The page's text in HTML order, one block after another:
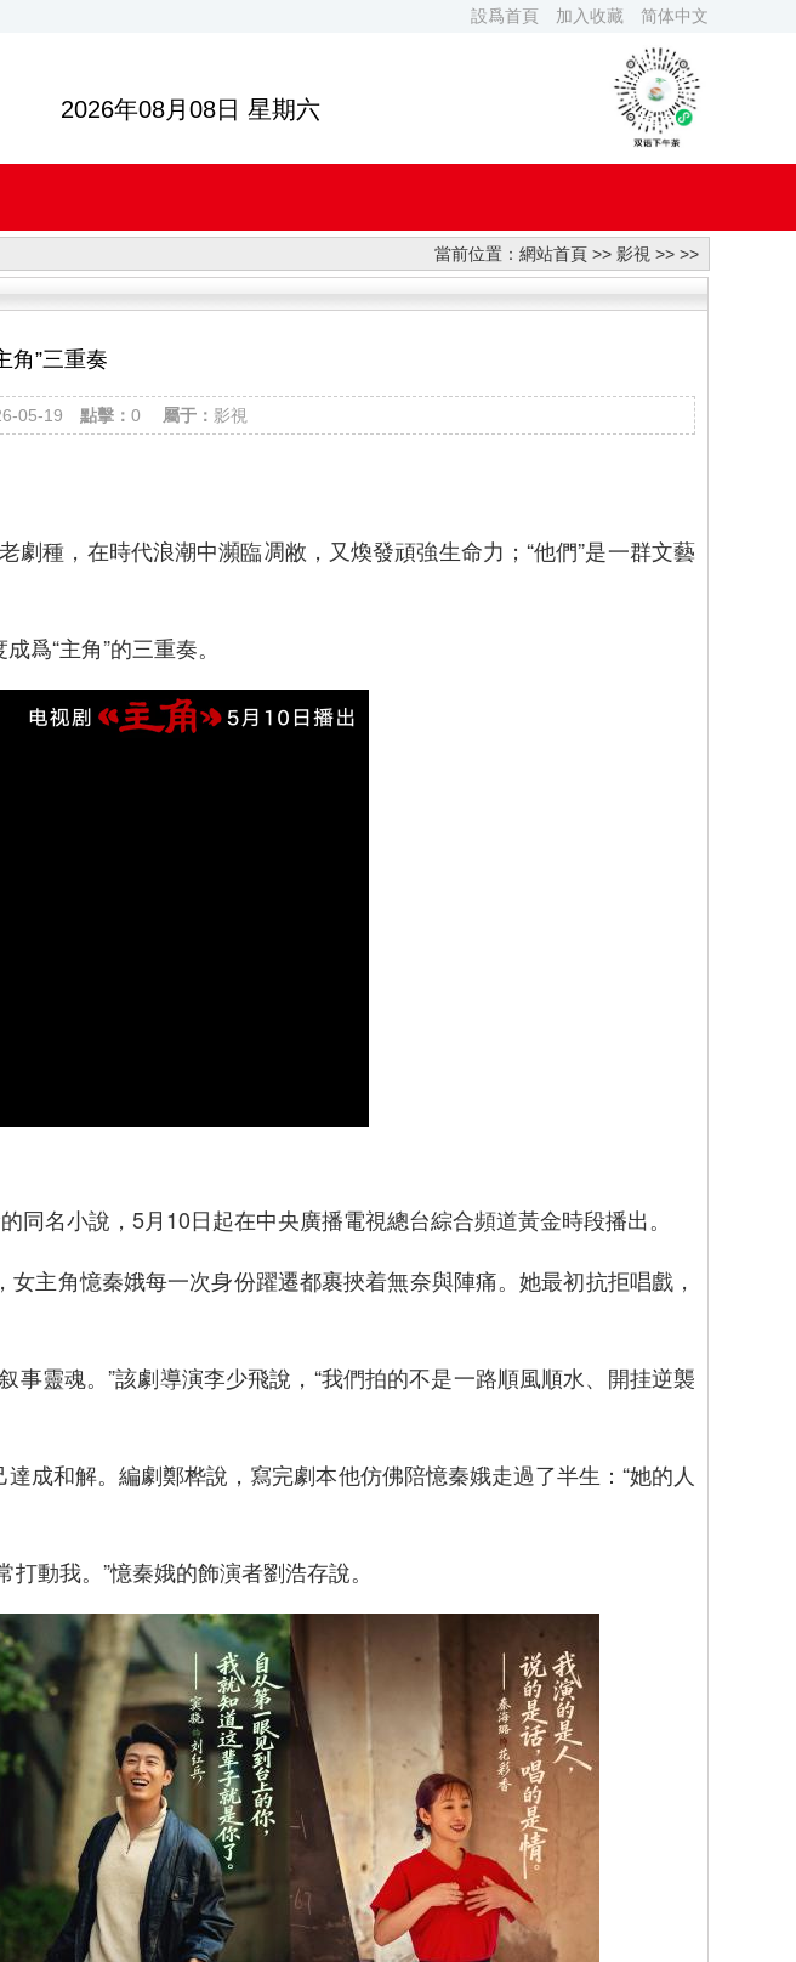
設爲首頁 加入收藏 简体中文
2026年08月08日 星期六
當前位置： 網站首頁 >> 影視 >> >>
角”三重奏
05-19 點擊： 0 屬于： 影視
種，在時代浪潮中瀕臨凋敝，又煥發頑強生命力；“他們”是一群文藝
“主角”的三重奏。
名小說，5月10日起在中央廣播電視總台綜合頻道黃金時段播出。
角憶秦娥每一次身份躍遷都裹挾着無奈與陣痛。她最初抗拒唱戲，
靈魂。”該劇導演李少飛說，“我們拍的不是一路順風順水、開挂逆襲
和解。編劇鄭桦說，寫完劇本他仿佛陪憶秦娥走過了半生：“她的人
動我。”憶秦娥的飾演者劉浩存說。